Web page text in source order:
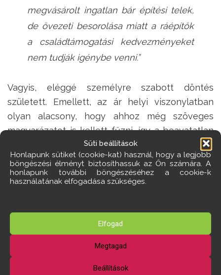
Süti beállítások
Honlapunk sütiket (cookie-kat) használ, hogy a legjobb
böngészési élményt biztosíthassuk az Ön számára. A
honlapunk további böngészéséhez a cookie-k
használatának elfogadása szükséges.
Elfogad
Megtagad
Beállítások
megvásárolt ingatlan bár építési telek,
de övezeti besorolása miatt a ráépítők
a családtámogatási kedvezményeket
nem tudják igénybe venni.”
Vagyis, eléggé személyre szabott döntés
született. Emellett, az ár helyi viszonylatban
olyan alacsony, hogy ahhoz még szöveges
magyarázatot is kellett fűzni, így a beavatatlan
jámbor lélek is megtudta miről lenne szó. Ezt
legalább értjük, ha nem is szeretjük.
Azért nem szeretjük, mert a polgármesteri
egyes hivatali dolgozók áron alul jutnak
ingatlanhoz, finoman szólva a közbizalomnak
nem tesz jót. A jogalkalmazói munkának az
egyenlő mérce az alapja. Ha ez veszélyben van,